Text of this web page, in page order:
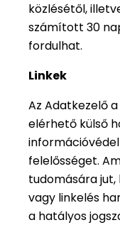
közlésétől,
számított 30
fordulhat.
Linkek
Az Adatkezelő
elérhető külső
felelősséget.
tudomására
vagy linkelés
a hatályos